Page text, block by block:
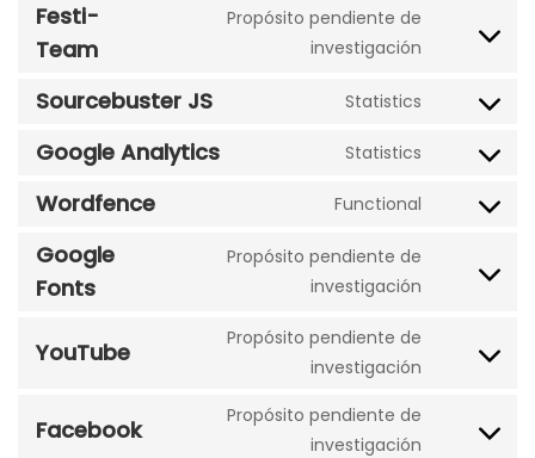
recaptcha
service
Festi-
Team
Propósito pendiente de
investigación
Consent
service
team
Sourcebuster JS Statistics
Consent
Google Analytics Statistics
Consent
analytics
Wordfence Functional
Consent
service
Google
Fonts
Propósito pendiente de
investigación
Consent
YouTube
Propósito pendiente de
investigación
Consent
service
Facebook
Propósito pendiente de
investigación
Consent